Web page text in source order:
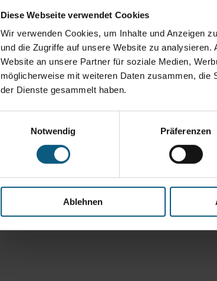
Diese Webseite verwendet Cookies
Wir verwenden Cookies, um Inhalte und Anzeigen
und die Zugriffe auf unsere Website zu
Website an unsere Partner für soziale Medien,
möglicherweise mit weiteren Daten zusammen, die
der Dienste gesammelt haben.
Notwendig
Präferenzen
Ablehnen